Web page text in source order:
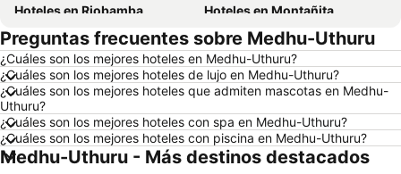
Hoteles en Riobamba
Hoteles en Montañita
Hoteles en Puerto López
Hoteles en Pedernales
Hoteles en Miami
Hoteles en Roma
Hoteles en Ambato
Hoteles en Cojimies
Hoteles en Lisboa
Hoteles en Zorritos
Hoteles en Oporto
Hoteles en Ecuador
Hoteles en Galápagos
Hoteles en Esmeraldas
Preguntas frecuentes sobre Medhu-Uthuru
¿Cuáles son los mejores hoteles en Medhu-Uthuru?
¿Cuáles son los mejores hoteles de lujo en Medhu-Uthuru?
¿Cuáles son los mejores hoteles que admiten mascotas en Medhu-
Uthuru?
¿Cuáles son los mejores hoteles con spa en Medhu-Uthuru?
¿Cuáles son los mejores hoteles con piscina en Medhu-Uthuru?
Medhu-Uthuru - Más destinos destacados